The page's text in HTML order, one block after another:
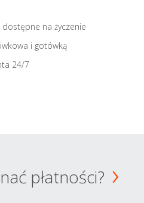
na życzenie
i gotówką
24/7
płatności?